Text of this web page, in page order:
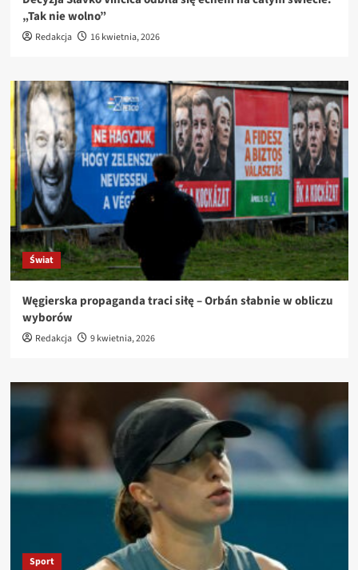
„Tak nie wolno”
Redakcja 16 kwietnia, 2026
Świat
Węgierska propaganda traci siłę – Orbán słabnie w obliczu
wyborów
Redakcja 9 kwietnia, 2026
Sport